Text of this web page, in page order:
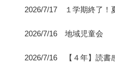
2026/7/17 １学期終了！
2026/7/16 地域児童会
2026/7/16 【４年】読書